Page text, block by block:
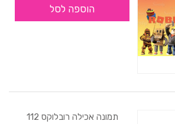
הוספה לסל
תמונה אכילה רובלוקס 112